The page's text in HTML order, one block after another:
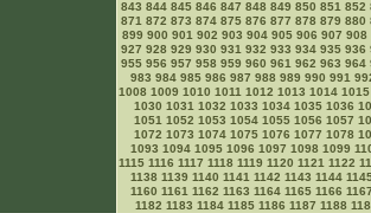
843 844 845 846 847 848 849 850 851 852
871 872 873 874 875 876 877 878 879 880
899 900 901 902 903 904 905 906 907 908
927 928 929 930 931 932 933 934 935 936
955 956 957 958 959 960 961 962 963 964
983 984 985 986 987 988 989 990 991
1008 1009 1010 1011 1012 1013 1014 1015
1030 1031 1032 1033 1034 1035 1036
1051 1052 1053 1054 1055 1056 1057
1072 1073 1074 1075 1076 1077 1078
1093 1094 1095 1096 1097 1098 1099
1115 1116 1117 1118 1119 1120 1121 1122
1138 1139 1140 1141 1142 1143 1144
1160 1161 1162 1163 1164 1165 1166
1182 1183 1184 1185 1186 1187 1188